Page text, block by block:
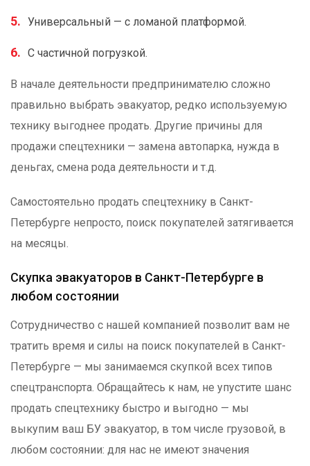
Универсальный — с ломаной платформой.
С частичной погрузкой.
В начале деятельности предпринимателю сложно
правильно выбрать эвакуатор, редко используемую
технику выгоднее продать. Другие причины для
продажи спецтехники — замена автопарка, нужда в
деньгах, смена рода деятельности и т.д.
Самостоятельно продать спецтехнику в Санкт-
Петербурге непросто, поиск покупателей затягивается
на месяцы.
Скупка эвакуаторов в Санкт-Петербурге в
любом состоянии
Сотрудничество с нашей компанией позволит вам не
тратить время и силы на поиск покупателей в Санкт-
Петербурге — мы занимаемся скупкой всех типов
спецтранспорта. Обращайтесь к нам, не упустите шанс
продать спецтехнику быстро и выгодно — мы
выкупим ваш БУ эвакуатор, в том числе грузовой, в
любом состоянии: для нас не имеют значения